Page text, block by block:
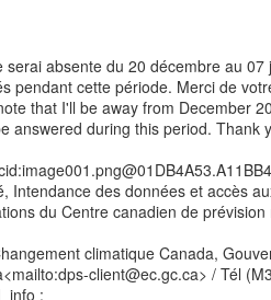
serai absente du 20 décembre au
pendant cette période. Merci de
that I'll be away from December
answered during this period. Thank
Intendance des données et accès
du Centre canadien de
climatique Canada,
client@ec.gc.ca> / Tél